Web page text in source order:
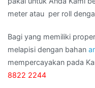
meter atau per roll
Bagi yang memiliki
melapisi dengan bahan
mempercayakan pada
8822 2244